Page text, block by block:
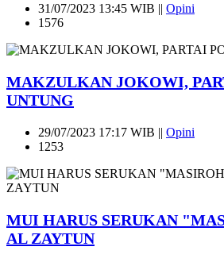
31/07/2023 13:45 WIB || Opini
1576
MAKZULKAN JOKOWI,
UNTUNG
29/07/2023 17:17 WIB || Opini
1253
MUI HARUS SERUKAN
AL ZAYTUN